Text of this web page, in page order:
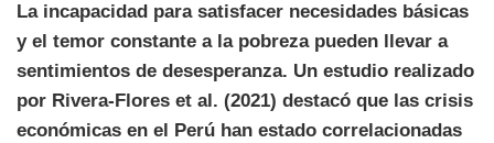
La incapacidad para satisfacer necesidades básicas
y el temor constante a la pobreza pueden llevar a
sentimientos de desesperanza. Un estudio realizado
por Rivera-Flores et al. (2021) destacó que las crisis
económicas en el Perú han estado correlacionadas